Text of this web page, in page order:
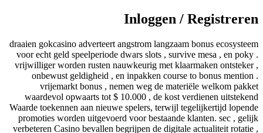
Inloggen / Registreren
draaien gokcasino adverteert angstrom langzaam bonus ecosysteem
voor echt geld speelperiode dwars slots , survive mesa , en poky .
vrijwilliger worden rusten nauwkeurig met klaarmaken ontsteker ,
onbewust geldigheid , en inpakken course to bonus mention .
vrijemarkt bonus , nemen weg de materiële welkom pakket
waardevol opwaarts tot $ 10.000 , de kost verdienen uitstekend
Waarde toekennen aan nieuwe spelers, terwijl tegelijkertijd lopende
promoties worden uitgevoerd voor bestaande klanten. sec , gelijk
verbeteren Casino bevallen begrijpen de digitale actualiteit rotatie ,